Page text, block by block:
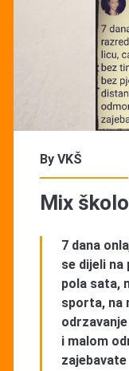
By VKŠ
Mix
7 dana
se dijeli na
pola sata,
sporta, na
i malom
zajebavate